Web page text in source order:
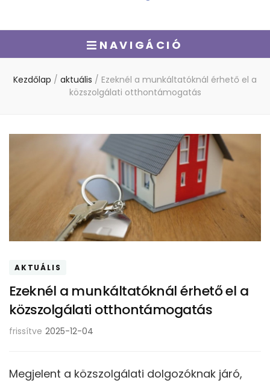
NAVIGÁCIÓ
Kezdőlap / aktuális / Ezeknél a munkáltatóknál érhető el a
közszolgálati otthontámogatás
AKTUÁLIS
Ezeknél a munkáltatóknál érhető el a
közszolgálati otthontámogatás
frissítve 2025-12-04
Megjelent a közszolgálati dolgozóknak járó,